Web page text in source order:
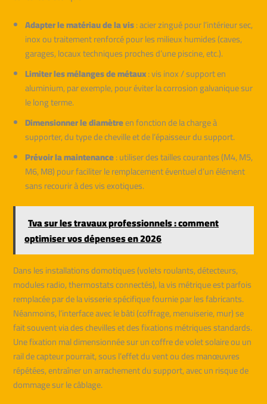
Adapter le matériau de la vis: acier zingué pour l’intérieur sec,
inox ou traitement renforcé pour les milieux humides (caves,
garages, locaux techniques proches d’une piscine, etc.).
Limiter les mélanges de métaux: vis inox / support en
aluminium, par exemple, pour éviter la corrosion galvanique sur
le long terme.
Dimensionner le diamètreen fonction de la charge à
supporter, du type de cheville et de l’épaisseur du support.
Prévoir la maintenance: utiliser des tailles courantes (M4, M5,
M6, M8) pour faciliter le remplacement éventuel d’un élément
sans recourir à des vis exotiques.
Tva sur les travaux professionnels : comment
optimiser vos dépenses en 2026
Dans les installations domotiques (volets roulants, détecteurs,
modules radio, thermostats connectés), la vis métrique est parfois
remplacée par de la visserie spécifique fournie par les fabricants.
Néanmoins, l’interface avec le bâti (coffrage, menuiserie, mur) se
fait souvent via des chevilles et des fixations métriques standards.
Une fixation mal dimensionnée sur un coffre de volet solaire ou un
rail de capteur pourrait, sous l’effet du vent ou des manœuvres
répétées, entraîner un arrachement du support, avec un risque de
dommage sur le câblage.